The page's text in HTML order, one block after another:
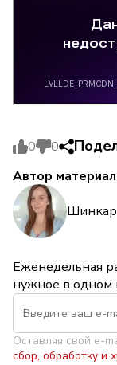
0 0
Автор
Еженедельная
нужное в одном
Оставляя свой e-
сбор, обработку и